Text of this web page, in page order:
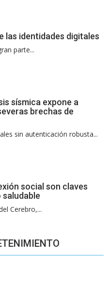
las identidades digitales
parte...
sísmica expone a
brechas de
sin autenticación robusta...
social son claves
Cerebro,...